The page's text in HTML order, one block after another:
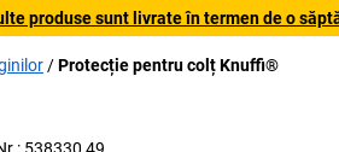
produse sunt livrate în termen de o
Protecție pentru colț Knuffi®